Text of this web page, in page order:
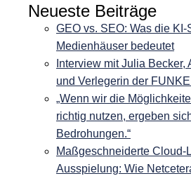
Neueste Beiträge
GEO vs. SEO: Was die
Medienhäuser bedeutet
Interview mit Julia
und Verlegerin der
„Wenn wir die
richtig nutzen, ergeben
Bedrohungen.“
Maßgeschneiderte
Ausspielung: Wie